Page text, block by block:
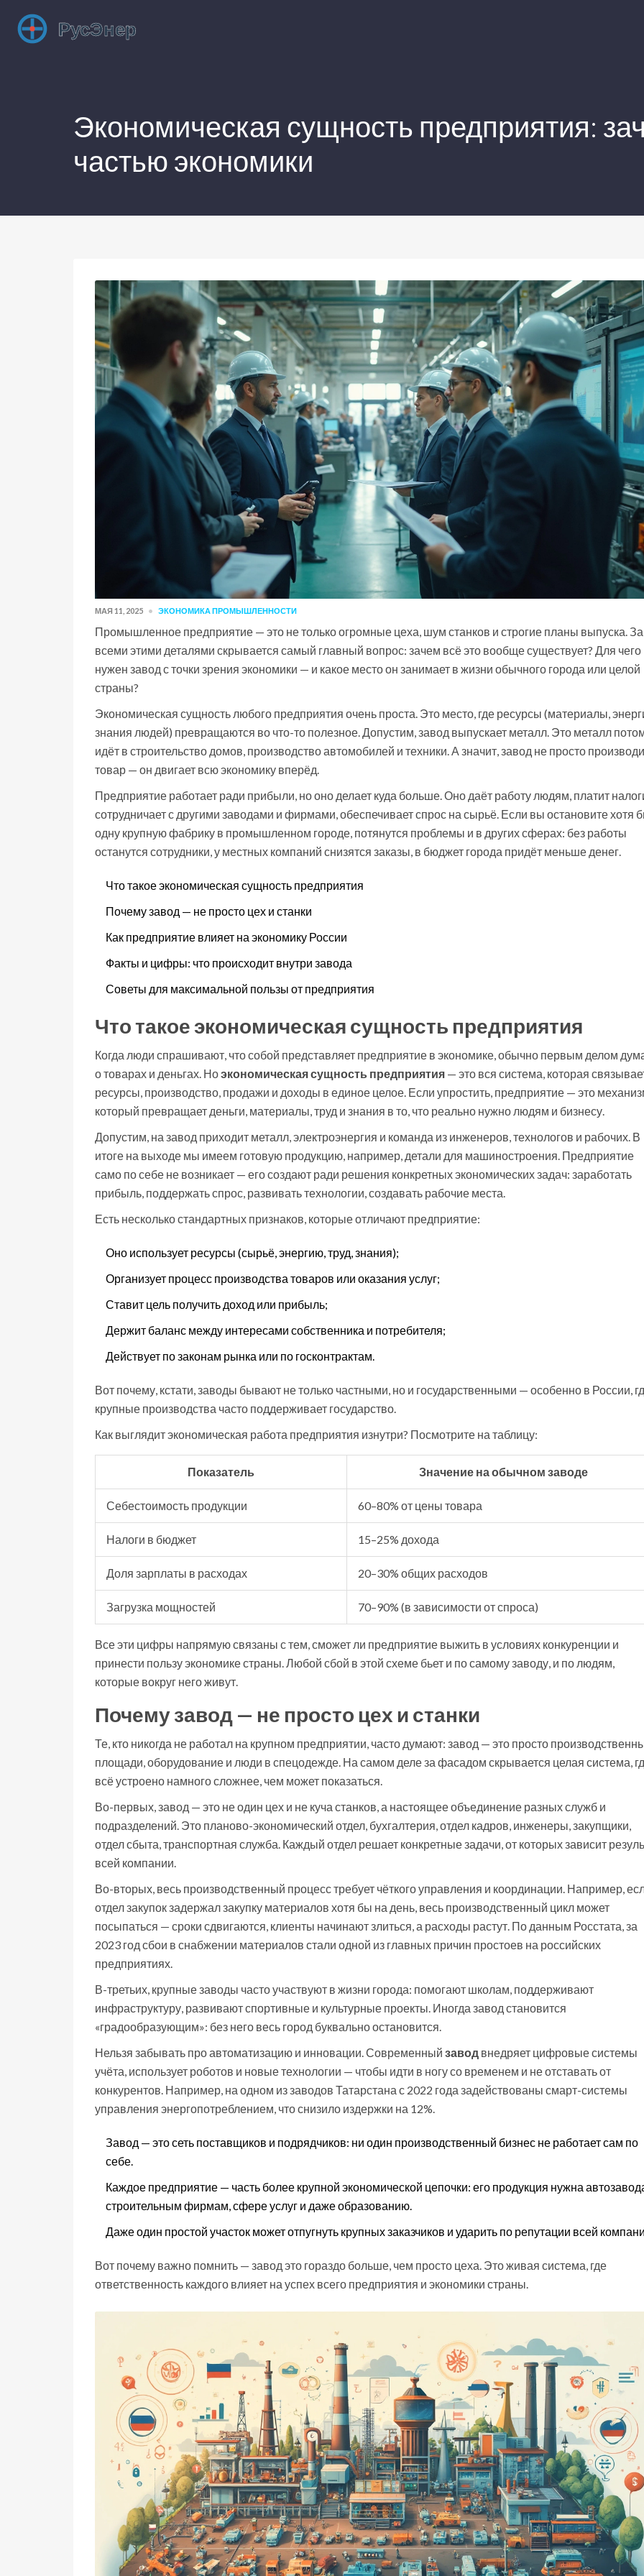
Экономическая сущность предприятия:
частью экономики
МАЯ 11, 2025 ЭКОНОМИКА ПРОМЫШЛЕННОСТИ
Промышленное предприятие — это не только огромные цеха, шум станков и строгие планы выпуска. За
всеми этими деталями скрывается самый главный вопрос: зачем всё это вообще существует? Для чего
нужен завод с точки зрения экономики — и какое место он занимает в жизни обычного города или целой
страны?
Экономическая сущность любого предприятия очень проста. Это место, где ресурсы (материалы,
знания людей) превращаются во что-то полезное. Допустим, завод выпускает металл. Это металл
идёт в строительство домов, производство автомобилей и техники. А значит, завод не просто
товар — он двигает всю экономику вперёд.
Предприятие работает ради прибыли, но оно делает куда больше. Оно даёт работу людям, платит
сотрудничает с другими заводами и фирмами, обеспечивает спрос на сырьё. Если вы остановите хотя
одну крупную фабрику в промышленном городе, потянутся проблемы и в других сферах: без работы
останутся сотрудники, у местных компаний снизятся заказы, в бюджет города придёт меньше денег.
Что такое экономическая сущность предприятия
Почему завод — не просто цех и станки
Как предприятие влияет на экономику России
Факты и цифры: что происходит внутри завода
Советы для максимальной пользы от предприятия
Что такое экономическая сущность предприятия
Когда люди спрашивают, что собой представляет предприятие в экономике, обычно первым делом
о товарах и деньгах. Ноэкономическая сущность предприятия — это вся система, которая
ресурсы, производство, продажи и доходы в единое целое. Если упростить, предприятие — это
который превращает деньги, материалы, труд и знания в то, что реально нужно людям и бизнесу.
Допустим, на завод приходит металл, электроэнергия и команда из инженеров, технологов и рабочих. В
итоге на выходе мы имеем готовую продукцию, например, детали для машиностроения. Предприятие
само по себе не возникает — его создают ради решения конкретных экономических задач: заработать
прибыль, поддержать спрос, развивать технологии, создавать рабочие места.
Есть несколько стандартных признаков, которые отличают предприятие:
Оно использует ресурсы (сырьё, энергию, труд, знания);
Организует процесс производства товаров или оказания услуг;
Ставит цель получить доход или прибыль;
Держит баланс между интересами собственника и потребителя;
Действует по законам рынка или по госконтрактам.
Вот почему, кстати, заводы бывают не только частными, но и государственными — особенно в России,
крупные производства часто поддерживает государство.
Как выглядит экономическая работа предприятия изнутри? Посмотрите на таблицу:
Показатель Значение на обычном заводе
Себестоимость продукции 60–80% от цены товара
Налоги в бюджет 15–25% дохода
Доля зарплаты в расходах 20–30% общих расходов
Загрузка мощностей 70–90% (в зависимости от спроса)
Все эти цифры напрямую связаны с тем, сможет ли предприятие выжить в условиях конкуренции и
принести пользу экономике страны. Любой сбой в этой схеме бьет и по самому заводу, и по людям,
которые вокруг него живут.
Почему завод — не просто цех и станки
Те, кто никогда не работал на крупном предприятии, часто думают: завод — это просто
площади, оборудование и люди в спецодежде. На самом деле за фасадом скрывается целая система,
всё устроено намного сложнее, чем может показаться.
Во-первых, завод — это не один цех и не куча станков, а настоящее объединение разных служб и
подразделений. Это планово-экономический отдел, бухгалтерия, отдел кадров, инженеры, закупщики,
отдел сбыта, транспортная служба. Каждый отдел решает конкретные задачи, от которых зависит
всей компании.
Во-вторых, весь производственный процесс требует чёткого управления и координации. Например,
отдел закупок задержал закупку материалов хотя бы на день, весь производственный цикл может
посыпаться — сроки сдвигаются, клиенты начинают злиться, а расходы растут. По данным Росстата, за
2023 год сбои в снабжении материалов стали одной из главных причин простоев на российских
предприятиях.
В-третьих, крупные заводы часто участвуют в жизни города: помогают школам, поддерживают
инфраструктуру, развивают спортивные и культурные проекты. Иногда завод становится
«градообразующим»: без него весь город буквально остановится.
Нельзя забывать про автоматизацию и инновации. Современный завод внедряет цифровые системы
учёта, использует роботов и новые технологии — чтобы идти в ногу со временем и не отставать от
конкурентов. Например, на одном из заводов Татарстана с 2022 года задействованы смарт-системы
управления энергопотреблением, что снизило издержки на 12%.
Завод — это сеть поставщиков и подрядчиков: ни один производственный бизнес не работает сам по
себе.
Каждое предприятие — часть более крупной экономической цепочки: его продукция нужна
строительным фирмам, сфере услуг и даже образованию.
Даже один простой участок может отпугнуть крупных заказчиков и ударить по репутации всей
Вот почему важно помнить — завод это гораздо больше, чем просто цеха. Это живая система, где
ответственность каждого влияет на успех всего предприятия и экономики страны.